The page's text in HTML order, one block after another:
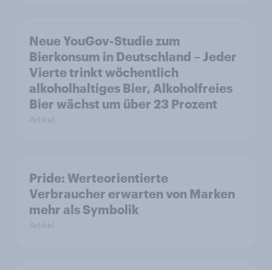
Neue YouGov-Studie zum
Bierkonsum in Deutschland – Jeder
Vierte trinkt wöchentlich
alkoholhaltiges Bier, Alkoholfreies
Bier wächst um über 23 Prozent
Artikel
Pride: Werteorientierte
Verbraucher erwarten von Marken
mehr als Symbolik
Artikel